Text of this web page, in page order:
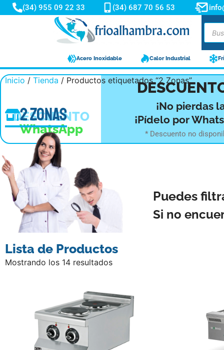
(34) 955 09 22 33 (34) 687 70 56 53
Acero Inoxidable Calor Industrial
-10%
DESCUENTO
WhatsApp
¡No pierdas
¡Pídelo por
* Descuento no
Inicio / Tienda / Productos etiquetados “2 Zonas”
2 Zonas
Puedes
Si no
Lista de Productos
Mostrando los 14 resultados